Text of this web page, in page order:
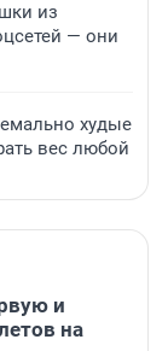
из
— они
худые
вес любой
и
на